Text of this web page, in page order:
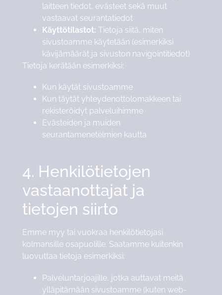
laitteen tiedot, evästeet sekä muut
vastaavat seurantatiedot
Käyttötilastot: Tietoja siitä, miten
sivustoamme käytetään (esimerkiksi
kävijämäärät ja sivuston navigointitiedot)
Tietoja kerätään esimerkiksi:
Kun käytät sivustoamme
Kun täytät yhteydenottolomakkeen tai
rekisteröidyt palveluihimme
Evästeiden ja muiden
seurantamenetelmien kautta
4. Henkilötietojen
vastaanottajat ja
tietojen siirto
Emme myy tai vuokraa henkilötietojasi
kolmansille osapuolille. Saatamme kuitenkin
luovuttaa tietoja esimerkiksi:
Palveluntarjoajille, jotka auttavat meitä
ylläpitämään sivustoamme (kuten web-